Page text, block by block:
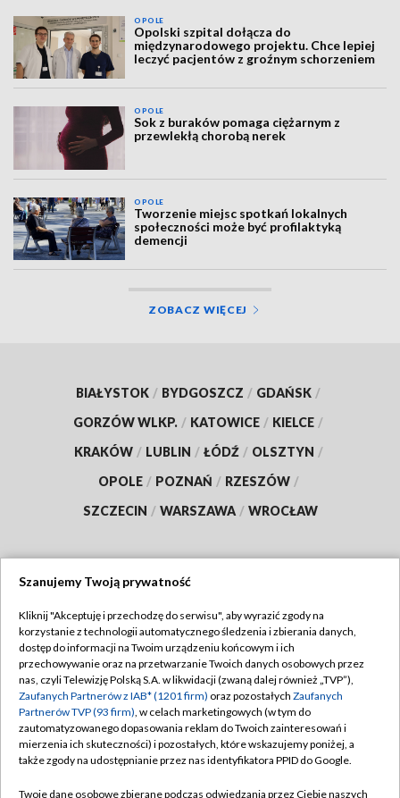
OPOLE
Opolski szpital dołącza do
międzynarodowego projektu. Chce lepiej
leczyć pacjentów z groźnym schorzeniem
OPOLE
Sok z buraków pomaga ciężarnym z
przewlekłą chorobą nerek
OPOLE
Tworzenie miejsc spotkań lokalnych
społeczności może być profilaktyką
demencji
ZOBACZ WIĘCEJ
BIAŁYSTOK / BYDGOSZCZ / GDAŃSK /
GORZÓW WLKP. / KATOWICE / KIELCE /
KRAKÓW / LUBLIN / ŁÓDŹ / OLSZTYN /
OPOLE / POZNAŃ / RZESZÓW /
SZCZECIN / WARSZAWA / WROCŁAW
TVP
Abonament TVP
Emisja w TVP
Centrum informacji TVP
Naziemna Telewizja Cyfrowa
Regulamin TVP
Polityka prywatności
Moje zgody
Pomoc
Szanujemy Twoją prywatność
Kliknij "Akceptuję i przechodzę do serwisu", aby wyrazić zgody na
korzystanie z technologii automatycznego śledzenia i zbierania danych,
dostęp do informacji na Twoim urządzeniu końcowym i ich
przechowywanie oraz na przetwarzanie Twoich danych osobowych przez
nas, czyli Telewizję Polską S.A. w likwidacji (zwaną dalej również „TVP”),
Zaufanych Partnerów z IAB* (1201 firm) oraz pozostałych Zaufanych
Partnerów TVP (93 firm), w celach marketingowych (w tym do
zautomatyzowanego dopasowania reklam do Twoich zainteresowań i
mierzenia ich skuteczności) i pozostałych, które wskazujemy poniżej, a
także zgody na udostępnianie przez nas identyfikatora PPID do Google.
Twoje dane osobowe zbierane podczas odwiedzania przez Ciebie naszych